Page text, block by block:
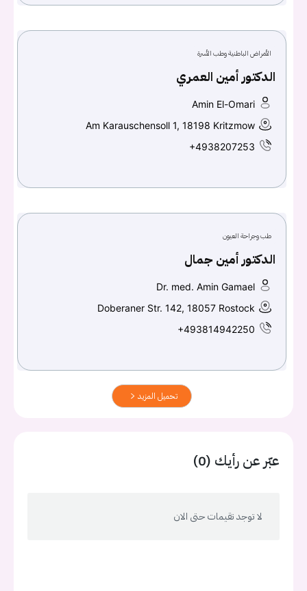
الأمراض الباطنية وطب الأسرة
الدكتور أمين العمري
Amin El-Omari
Am Karauschensoll 1, 18198 Kritzmow
+4938207253
طب وجراحة العيون
الدكتور أمين جمال
Dr. med. Amin Gamael
Doberaner Str. 142, 18057 Rostock
+493814942250
تحميل المزيد
عبّر عن رأيك (0)
لا توجد تقيمات حتى الان